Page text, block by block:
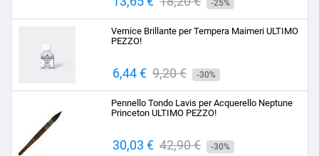
base
-25%
Vernice Brillante per Tempera Maimeri ULTIMO
PEZZO!
Prezzo
6,44 € Prezzo
base
9,20 € -30%
Pennello Tondo Lavis per Acquerello Neptune
Princeton ULTIMO PEZZO!
Prezzo
30,03 € Prezzo
42,90 € -30%